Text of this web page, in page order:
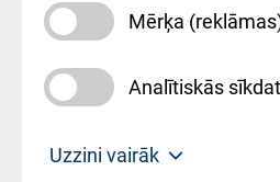
cenrādis
Mērķa
Analītiskās
Uzzini vairāk